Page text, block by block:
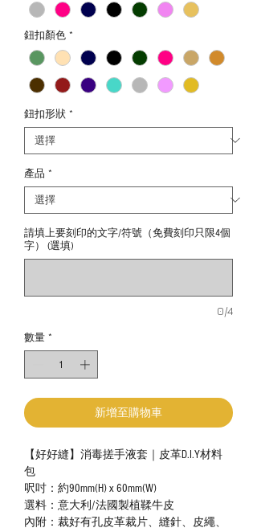
鈕扣顏色 *
鈕扣形狀 *
產品 *
請填上要刻印的文字/符號（免費刻印只限4個
字） (選填)
0/4
數量 *
新增至購物車
【好好縫】消毒搓手液套｜皮革D.I.Y材料
包
呎吋：約90mm(H) x 60mm(W)
選料：意大利/法國製植鞣牛皮
內附：裁好有孔皮革裁片、縫針、皮繩、